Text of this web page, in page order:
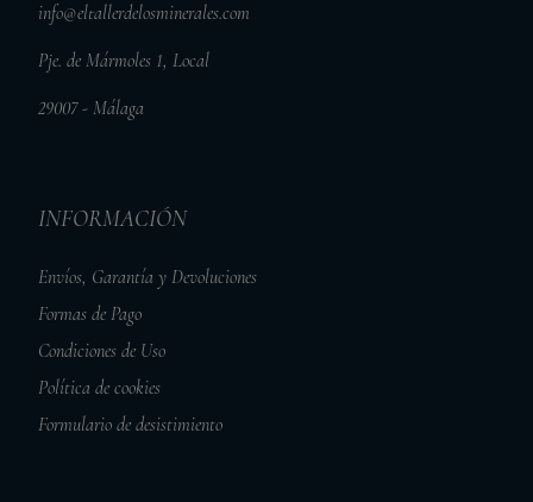
info@eltallerdelosminerales.com
Pje. de Mármoles 1, Local
29007 - Málaga
INFORMACIÓN
Envíos, Garantía y Devoluciones
Formas de Pago
Condiciones de Uso
Política de cookies
Formulario de desistimiento